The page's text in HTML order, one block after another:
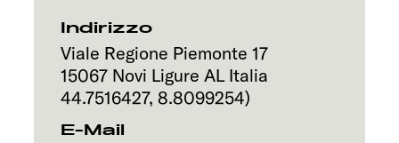
Servizi
Indirizzo
Viale Regione Piemonte 17
15067 Novi Ligure AL Italia
44.7516427, 8.8099254)
E-Mail